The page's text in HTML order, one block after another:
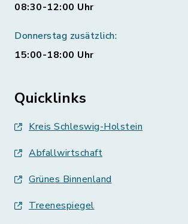
08:30-12:00 Uhr
Donnerstag zusätzlich:
15:00-18:00 Uhr
Quicklinks
Kreis Schleswig-Holstein
Abfallwirtschaft
Grünes Binnenland
Treenespiegel